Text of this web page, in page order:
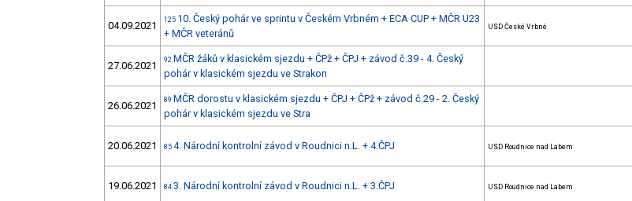
04.09.2021 125 10. Český pohár ve sprintu v Českém Vrbném + ECA CUP + MČR U23
+ MČR veteránů
USD České Vrbné
27.06.2021 92 MČR žáků v klasickém sjezdu + ČPž + ČPJ + závod č.39 - 4. Český
pohár v klasickém sjezdu ve Strakon
26.06.2021 89 MČR dorostu v klasickém sjezdu + ČPJ + ČPž + závod č.29 - 2. Český
pohár v klasickém sjezdu ve Stra
20.06.2021 85 4. Národní kontrolní závod v Roudnici n.L. + 4.ČPJ USD Roudnice nad Labem
19.06.2021 84 3. Národní kontrolní závod v Roudnici n.L. + 3.ČPJ USD Roudnice nad Labem